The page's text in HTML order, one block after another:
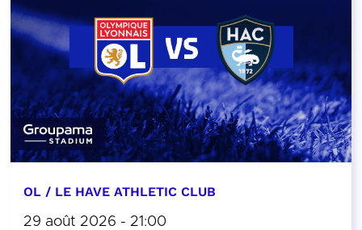
OL / LE HAVE ATHLETIC CLUB
29 août 2026 - 21:00